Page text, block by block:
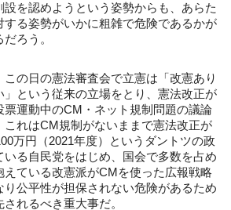
設を認めようという姿勢からも、あらた
する姿勢がいかに粗雑で危険であるかが
ろう。
の日の憲法審査会で立憲は「改憲あり
」という従来の立場をとり、憲法改正が
票運動中のCM・ネット規制問題の議論
これはCM規制がないままで憲法改正が
万円（2021年度）というダントツの政
いる自民党をはじめ、国会で多数を占め
ている改憲派がCMを使った広報戦略
り公平性が担保されない危険があるため
れるべき重大事だ。